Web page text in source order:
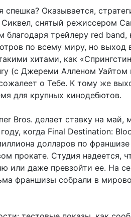
спешка? Оказывается,
Сиквел, снятый режиссером
благодаря трейлеру red
по всему миру, но выход
хитами, как
(с Джереми Алленом Уайтом
о Тебе. К тому же
для крупных кинодебютов.
Bros. делает ставку на
когда Final Destination:
долларов по
прокате. Студия надеется,
или даже превзойти ее. На
франшизы собрали в